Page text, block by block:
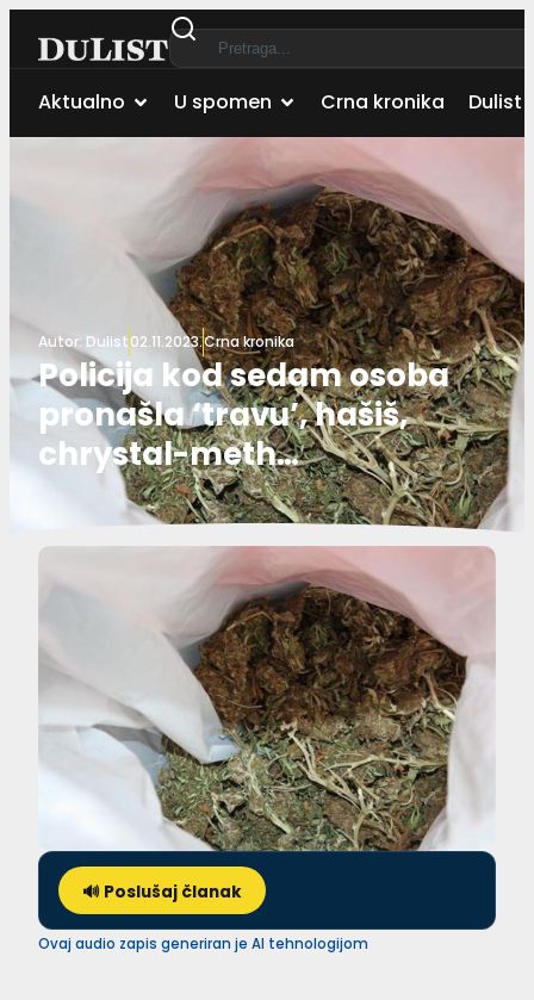
Aktualno U spomen Crna kronika Dulist
Autor: Dulist02.11.2023.Crna kronika
Policija kod sedam osoba
pronašla ‘travu’, hašiš,
chrystal-meth…
🔊 Poslušaj članak
Ovaj audio zapis generiran je AI tehnologijom